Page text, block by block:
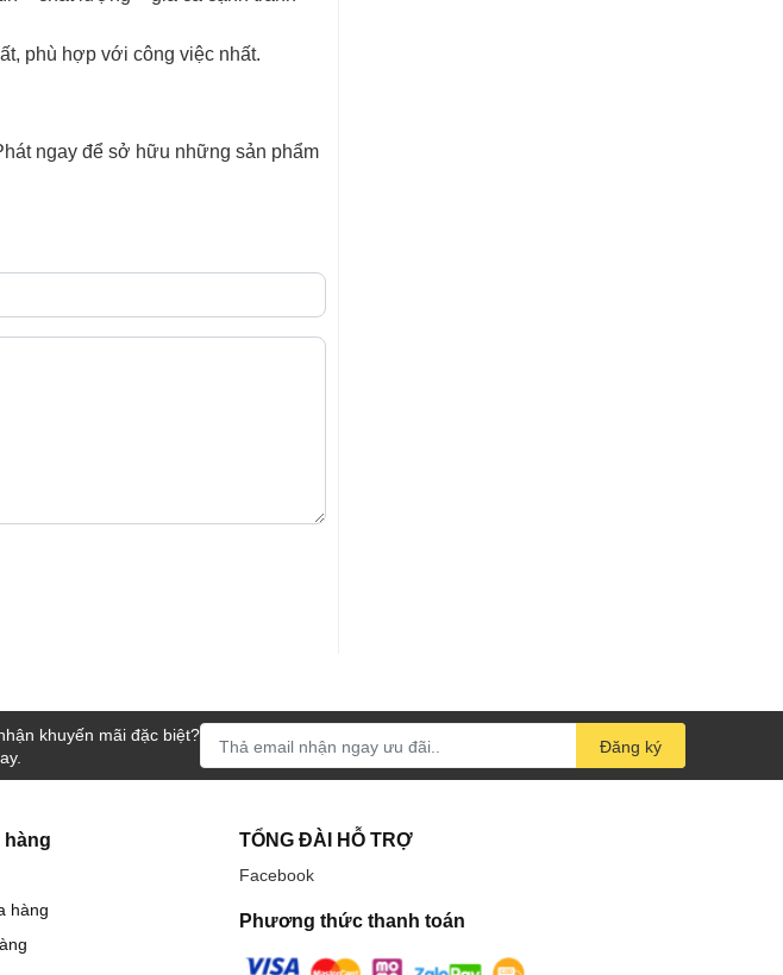
phù hợp với công việc nhất.
ngay để sở hữu những sản phẩm
khuyến mãi đặc biệt?
Đăng ký
hàng
hàng
TỔNG ĐÀI HỖ TRỢ
Facebook
Phương thức thanh toán